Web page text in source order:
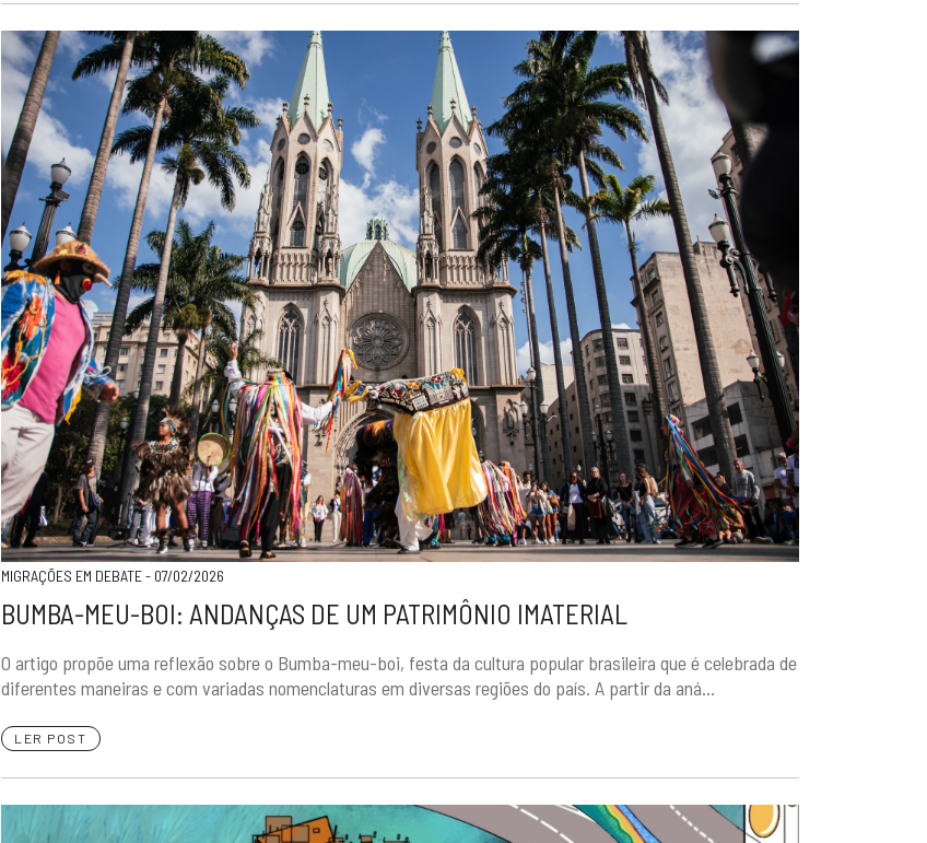
MIGRAÇÕES EM DEBATE - 07/02/2026
BUMBA-MEU-BOI: ANDANÇAS DE UM PATRIMÔNIO IMATERIAL
O artigo propõe uma reflexão sobre o Bumba-meu-boi, festa da cultura popular brasileira que é celebrada de
diferentes maneiras e com variadas nomenclaturas em diversas regiões do país. A partir da aná...
LER POST